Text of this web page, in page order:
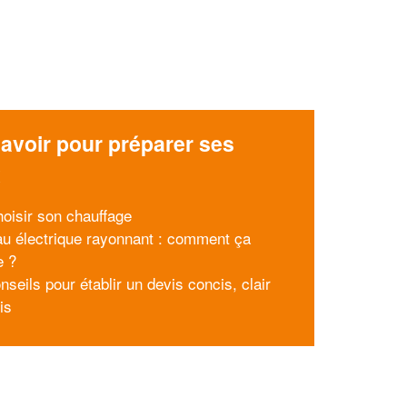
pour préparer ses
son chauffage
électrique rayonnant : comment ça
?
pour établir un devis concis, clair